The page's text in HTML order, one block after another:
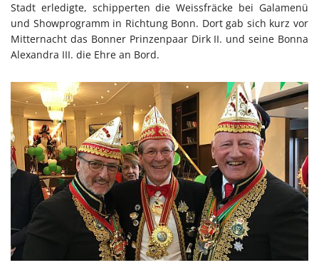
Stadt erledigte, schipperten die Weissfräcke bei Galamenü
und Showprogramm in Richtung Bonn. Dort gab sich kurz vor
Mitternacht das Bonner Prinzenpaar Dirk II. und seine Bonna
Alexandra III. die Ehre an Bord.